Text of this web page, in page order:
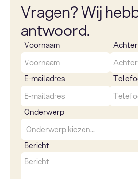
Vragen? Wij
antwoord.
Voornaam
E-mailadres
Onderwerp
Bericht